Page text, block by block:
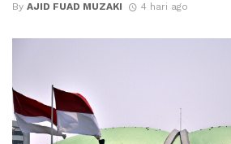
By AJID FUAD MUZAKI 4 hari ago